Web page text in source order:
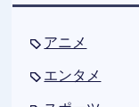
アニメ
エンタメ